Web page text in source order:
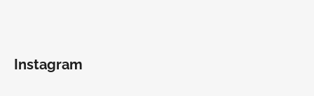
Instagram